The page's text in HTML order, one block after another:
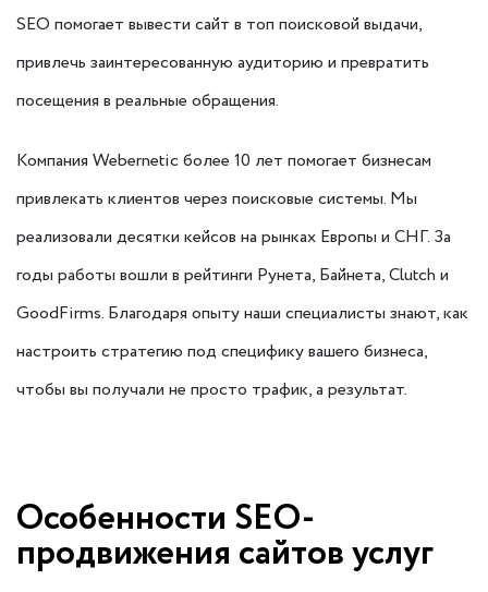
SEO помогает вывести сайт в топ поисковой выдачи,
привлечь заинтересованную аудиторию и превратить
посещения в реальные обращения.
Компания Webernetic более 10 лет помогает бизнесам
привлекать клиентов через поисковые системы. Мы
реализовали десятки кейсов на рынках Европы и СНГ. За
годы работы вошли в рейтинги Рунета, Байнета, Clutch и
GoodFirms. Благодаря опыту наши специалисты знают, как
настроить стратегию под специфику вашего бизнеса,
чтобы вы получали не просто трафик, а результат.
Особенности SEO-
продвижения сайтов услуг